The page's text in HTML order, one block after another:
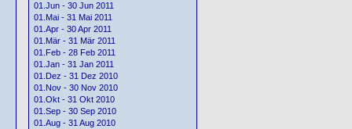
01.Jun - 30 Jun 2011
01.Mai - 31 Mai 2011
01.Apr - 30 Apr 2011
01.Mär - 31 Mär 2011
01.Feb - 28 Feb 2011
01.Jan - 31 Jan 2011
01.Dez - 31 Dez 2010
01.Nov - 30 Nov 2010
01.Okt - 31 Okt 2010
01.Sep - 30 Sep 2010
01.Aug - 31 Aug 2010